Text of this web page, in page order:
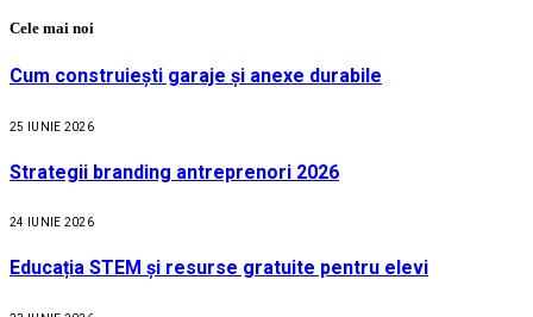
Cele mai noi
Cum construiești garaje și anexe durabile
25 IUNIE 2026
Strategii branding antreprenori 2026
24 IUNIE 2026
Educația STEM și resurse gratuite pentru elevi